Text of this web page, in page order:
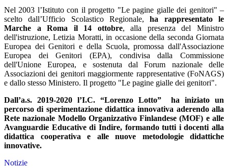
Nel 2003 l’Istituto con il progetto "Le pagine gialle dei genitori" –
scelto dall’Ufficio Scolastico Regionale,ha rappresentato le
Marche a Roma il 14 ottobre, alla presenza del Ministro
dell'istruzione, Letizia Moratti, in occasione della seconda Giornata
Europea dei Genitori e della Scuola, promossa dall'Associazione
Europea dei Genitori (EPA), condivisa dalla Commissione
dell'Unione Europea, e sostenuta dal Forum nazionale delle
Associazioni dei genitori maggiormente rappresentative (FoNAGS)
e dallo stesso Ministero. Il progetto "Le pagine gialle dei genitori".
Dall’a.s. 2019-2020 l’I.C. “Lorenzo Lotto”
ha iniziato un
percorso di sperimentazione didattica innovativa aderendo alla
Rete nazionale Modello Organizzativo Finlandese (MOF) e alle
Avanguardie Educative di Indire, formando tutti i docenti alla
didattica cooperativa e alle nuove metodologie didattiche
innovative.
Notizie